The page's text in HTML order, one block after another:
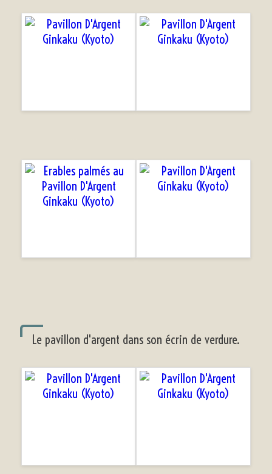
Le pavillon d'argent dans son écrin de verdure.